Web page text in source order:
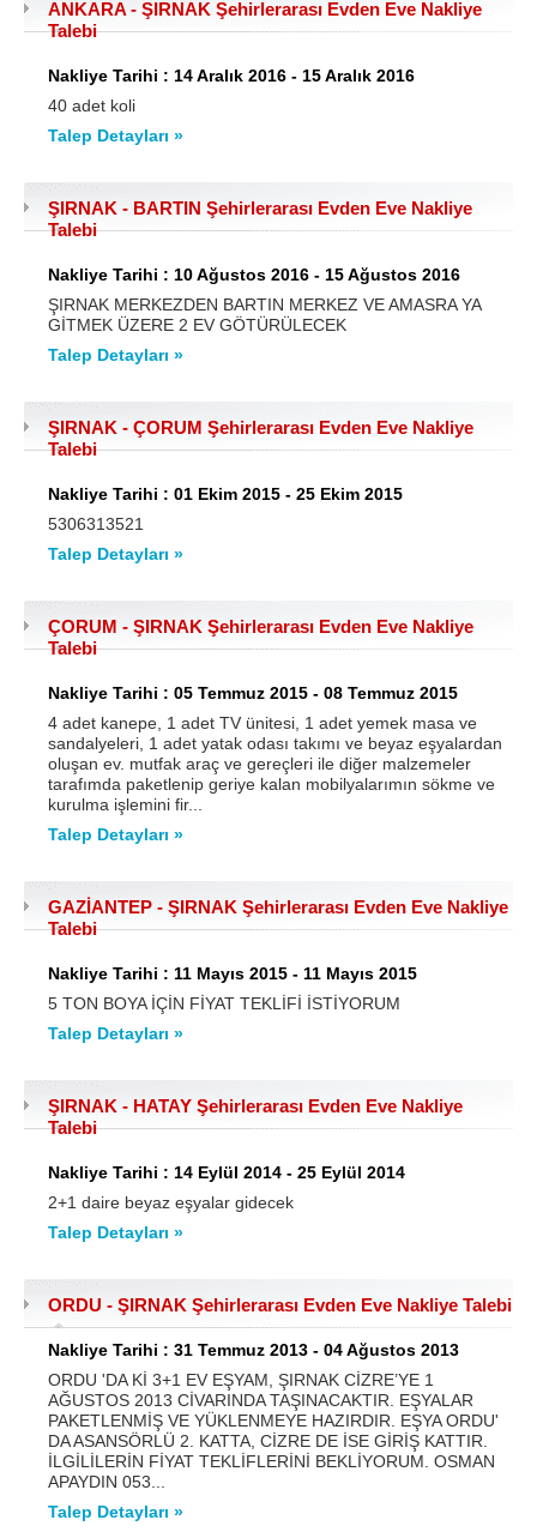
ANKARA - ŞIRNAK Şehirlerarası Evden Eve Nakliye
Talebi
Nakliye Tarihi : 14 Aralık 2016 - 15 Aralık 2016
40 adet koli
Talep Detayları »
ŞIRNAK - BARTIN Şehirlerarası Evden Eve Nakliye
Talebi
Nakliye Tarihi : 10 Ağustos 2016 - 15 Ağustos 2016
ŞIRNAK MERKEZDEN BARTIN MERKEZ VE AMASRA YA
GİTMEK ÜZERE 2 EV GÖTÜRÜLECEK
Talep Detayları »
ŞIRNAK - ÇORUM Şehirlerarası Evden Eve Nakliye
Talebi
Nakliye Tarihi : 01 Ekim 2015 - 25 Ekim 2015
5306313521
Talep Detayları »
ÇORUM - ŞIRNAK Şehirlerarası Evden Eve Nakliye
Talebi
Nakliye Tarihi : 05 Temmuz 2015 - 08 Temmuz 2015
4 adet kanepe, 1 adet TV ünitesi, 1 adet yemek masa ve
sandalyeleri, 1 adet yatak odası takımı ve beyaz eşyalardan
oluşan ev. mutfak araç ve gereçleri ile diğer malzemeler
tarafımda paketlenip geriye kalan mobilyalarımın sökme ve
kurulma işlemini fir...
Talep Detayları »
GAZİANTEP - ŞIRNAK Şehirlerarası Evden Eve Nakliye
Talebi
Nakliye Tarihi : 11 Mayıs 2015 - 11 Mayıs 2015
5 TON BOYA İÇİN FİYAT TEKLİFİ İSTİYORUM
Talep Detayları »
ŞIRNAK - HATAY Şehirlerarası Evden Eve Nakliye
Talebi
Nakliye Tarihi : 14 Eylül 2014 - 25 Eylül 2014
2+1 daire beyaz eşyalar gidecek
Talep Detayları »
ORDU - ŞIRNAK Şehirlerarası Evden Eve Nakliye Talebi
Nakliye Tarihi : 31 Temmuz 2013 - 04 Ağustos 2013
ORDU 'DA Kİ 3+1 EV EŞYAM, ŞIRNAK CİZRE’YE 1
AĞUSTOS 2013 CİVARINDA TAŞINACAKTIR. EŞYALAR
PAKETLENMİŞ VE YÜKLENMEYE HAZIRDIR. EŞYA ORDU'
DA ASANSÖRLÜ 2. KATTA, CİZRE DE İSE GİRİŞ KATTIR.
İLGİLİLERİN FİYAT TEKLİFLERİNİ BEKLİYORUM. OSMAN
APAYDIN 053...
Talep Detayları »